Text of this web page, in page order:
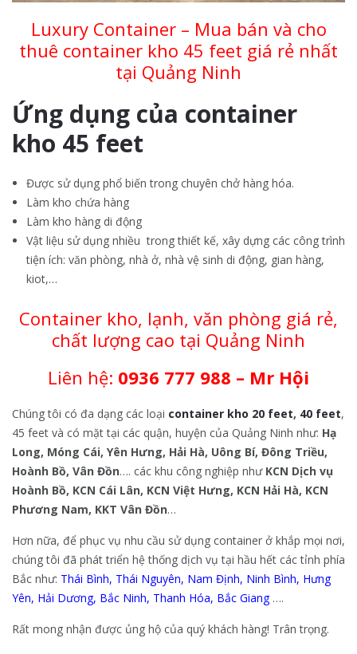
Luxury Container – Mua bán và cho
thuê container kho 45 feet giá rẻ nhất
tại Quảng Ninh
Ứng dụng của container
kho 45 feet
Được sử dụng phổ biến trong chuyên chở hàng hóa.
Làm kho chứa hàng
Làm kho hàng di động
Vật liệu sử dụng nhiều trong thiết kế, xây dựng các công trình
tiện ích: văn phòng, nhà ở, nhà vệ sinh di động, gian hàng,
kiot,…
Container kho, lạnh, văn phòng giá rẻ,
chất lượng cao tại Quảng Ninh
Liên hệ: 0936 777 988 – Mr Hội
Chúng tôi có đa dạng các loại container kho 20 feet, 40 feet,
45 feet và có mặt tại các quận, huyện của Quảng Ninh như: Hạ
Long, Móng Cái, Yên Hưng, Hải Hà, Uông Bí, Đông Triều,
Hoành Bồ, Vân Đồn…. các khu công nghiệp như KCN Dịch vụ
Hoành Bồ, KCN Cái Lân, KCN Việt Hưng, KCN Hải Hà, KCN
Phương Nam, KKT Vân Đồn…
Hơn nữa, để phục vụ nhu cầu sử dụng container ở khắp mọi nơi,
chúng tôi đã phát triển hệ thống dịch vụ tại hầu hết các tỉnh phía
Bắc như: Thái Bình, Thái Nguyên, Nam Định, Ninh Bình, Hưng
Yên, Hải Dương, Bắc Ninh, Thanh Hóa, Bắc Giang ….
Rất mong nhận được ủng hộ của quý khách hàng! Trân trọng.